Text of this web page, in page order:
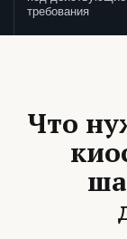
требования
Что